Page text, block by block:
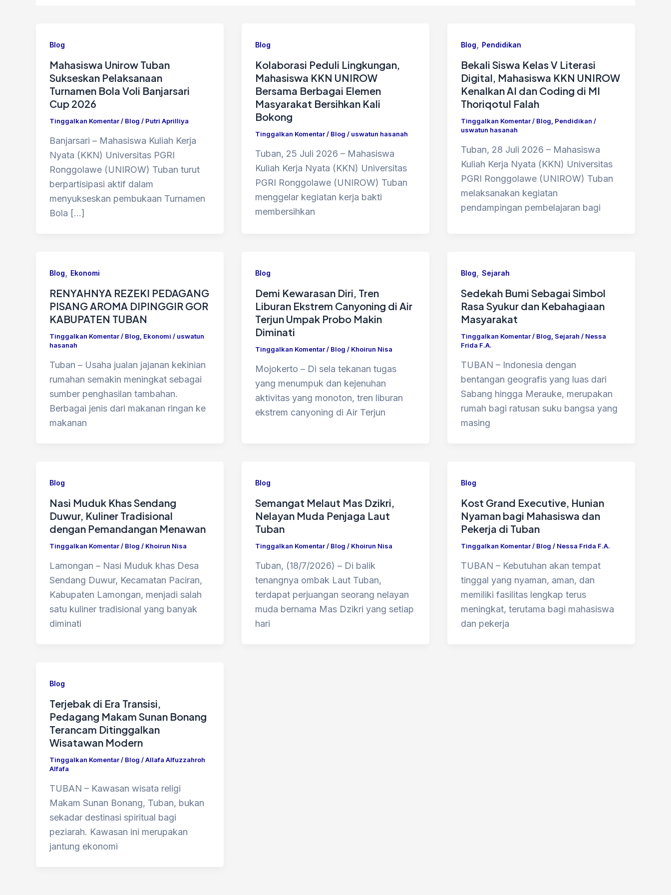
Blog
Mahasiswa Unirow Tuban
Sukseskan Pelaksanaan
Turnamen Bola Voli Banjarsari
Cup 2026
Tinggalkan Komentar/ Blog / Putri Aprilliya
Banjarsari – Mahasiswa Kuliah Kerja
Nyata (KKN) Universitas PGRI
Ronggolawe (UNIROW) Tuban turut
berpartisipasi aktif dalam
menyukseskan pembukaan Turnamen
Bola […]
Blog
Kolaborasi Peduli Lingkungan,
Mahasiswa KKN UNIROW
Bersama Berbagai Elemen
Masyarakat Bersihkan Kali
Bokong
Tinggalkan Komentar/ Blog / uswatun hasanah
Tuban, 25 Juli 2026 – Mahasiswa
Kuliah Kerja Nyata (KKN) Universitas
PGRI Ronggolawe (UNIROW) Tuban
menggelar kegiatan kerja bakti
membersihkan
Blog Pendidikan
Bekali Siswa Kelas V Literasi
Digital, Mahasiswa KKN UNIROW
Kenalkan AI dan Coding di MI
Thoriqotul Falah
Tinggalkan Komentar/ Blog, Pendidikan /
uswatun hasanah
Tuban, 28 Juli 2026 – Mahasiswa
Kuliah Kerja Nyata (KKN) Universitas
PGRI Ronggolawe (UNIROW) Tuban
melaksanakan kegiatan
pendampingan pembelajaran bagi
Blog Ekonomi
RENYAHNYA REZEKI PEDAGANG
PISANG AROMA DIPINGGIR GOR
KABUPATEN TUBAN
Tinggalkan Komentar/ Blog, Ekonomi / uswatun
hasanah
Tuban – Usaha jualan jajanan kekinian
rumahan semakin meningkat sebagai
sumber penghasilan tambahan.
Berbagai jenis dari makanan ringan ke
makanan
Blog
Demi Kewarasan Diri, Tren
Liburan Ekstrem Canyoning di Air
Terjun Umpak Probo Makin
Diminati
Tinggalkan Komentar/ Blog / Khoirun Nisa
Mojokerto – Di sela tekanan tugas
yang menumpuk dan kejenuhan
aktivitas yang monoton, tren liburan
ekstrem canyoning di Air Terjun
Blog Sejarah
Sedekah Bumi Sebagai Simbol
Rasa Syukur dan Kebahagiaan
Masyarakat
Tinggalkan Komentar/ Blog, Sejarah / Nessa
Frida F.A.
TUBAN – Indonesia dengan
bentangan geografis yang luas dari
Sabang hingga Merauke, merupakan
rumah bagi ratusan suku bangsa yang
masing
Blog
Nasi Muduk Khas Sendang
Duwur, Kuliner Tradisional
dengan Pemandangan Menawan
Tinggalkan Komentar/ Blog / Khoirun Nisa
Lamongan – Nasi Muduk khas Desa
Sendang Duwur, Kecamatan Paciran,
Kabupaten Lamongan, menjadi salah
satu kuliner tradisional yang banyak
diminati
Blog
Semangat Melaut Mas Dzikri,
Nelayan Muda Penjaga Laut
Tuban
Tinggalkan Komentar/ Blog / Khoirun Nisa
Tuban, (18/7/2026) – Di balik
tenangnya ombak Laut Tuban,
terdapat perjuangan seorang nelayan
muda bernama Mas Dzikri yang setiap
hari
Blog
Kost Grand Executive, Hunian
Nyaman bagi Mahasiswa dan
Pekerja di Tuban
Tinggalkan Komentar/ Blog / Nessa Frida F.A.
TUBAN – Kebutuhan akan tempat
tinggal yang nyaman, aman, dan
memiliki fasilitas lengkap terus
meningkat, terutama bagi mahasiswa
dan pekerja
Blog
Terjebak di Era Transisi,
Pedagang Makam Sunan Bonang
Terancam Ditinggalkan
Wisatawan Modern
Tinggalkan Komentar/ Blog /Allafa Alfuzzahroh
Alfafa
​TUBAN – Kawasan wisata religi
Makam Sunan Bonang, Tuban, bukan
sekadar destinasi spiritual bagi
peziarah. Kawasan ini merupakan
jantung ekonomi